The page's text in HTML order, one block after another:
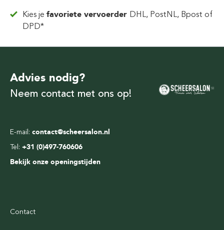
Kies jefavoriete vervoerder DHL, PostNL, Bpost of
DPD*
E-mail: contact@scheersalon.nl
Tel: +31 (0)497-760606
Bekijk onze openingstijden
Advies nodig?
Neem contact met ons op!
Contact